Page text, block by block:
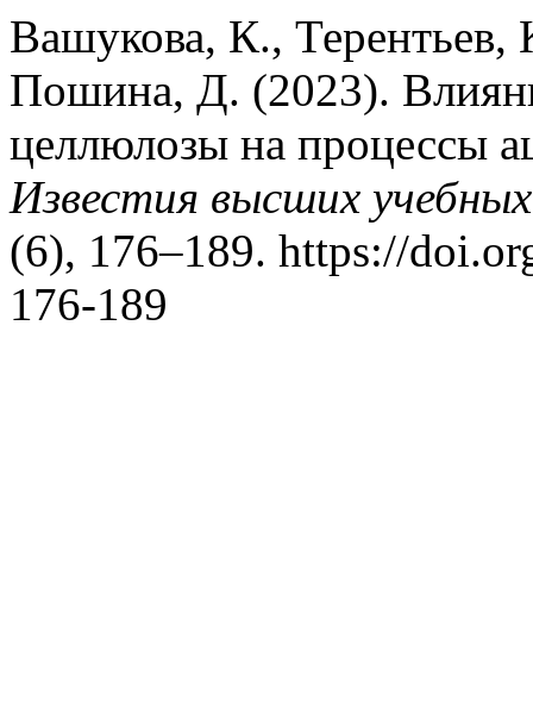
Вашукова, К.,
Пошина, Д. (2023).
целлюлозы на процессы
Известия высших
(6), 176–189. https://
176-189